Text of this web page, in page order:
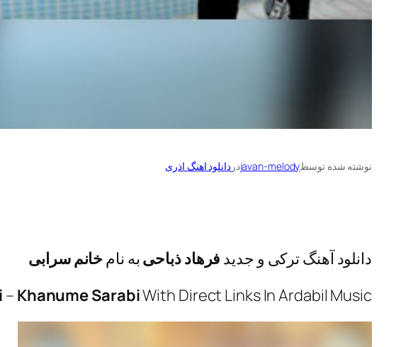
نوشته شده توسطjavan-melodyدردانلود اهنگ اذری
دانلود آهنگ ترکی و جدید فرهاد ذباحیبه نام خانم سرابی
– Khanume SarabiWith Direct Links In Ardabil Music